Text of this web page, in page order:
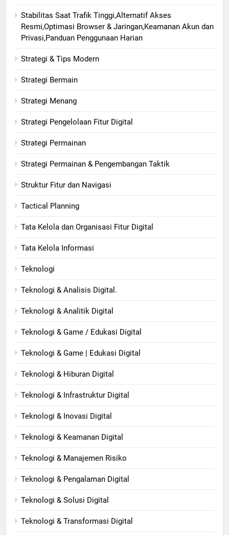
Stabilitas Saat Trafik Tinggi,Alternatif Akses
Resmi,Optimasi Browser & Jaringan,Keamanan Akun dan
Privasi,Panduan Penggunaan Harian
Strategi & Tips Modern
Strategi Bermain
Strategi Menang
Strategi Pengelolaan Fitur Digital
Strategi Permainan
Strategi Permainan & Pengembangan Taktik
Struktur Fitur dan Navigasi
Tactical Planning
Tata Kelola dan Organisasi Fitur Digital
Tata Kelola Informasi
Teknologi
Teknologi & Analisis Digital.
Teknologi & Analitik Digital
Teknologi & Game / Edukasi Digital
Teknologi & Game | Edukasi Digital
Teknologi & Hiburan Digital
Teknologi & Infrastruktur Digital
Teknologi & Inovasi Digital
Teknologi & Keamanan Digital
Teknologi & Manajemen Risiko
Teknologi & Pengalaman Digital
Teknologi & Solusi Digital
Teknologi & Transformasi Digital